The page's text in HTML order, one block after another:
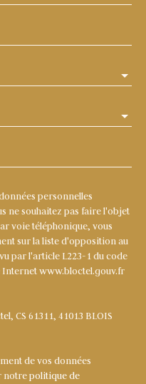
personnelles
ne souhaitez pas faire l'objet
voie téléphonique, vous
sur la liste d'opposition au
par l'article L223-1 du code
www.bloctel.gouv.fr
CS 61311, 41013 BLOIS
de vos données
notrepolitique de